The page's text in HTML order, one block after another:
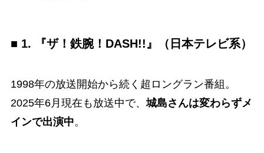
■ 1. 『ザ！鉄腕！DASH!!』（日本テレビ系）
1998年の放送開始から続く超ロングラン番組。
2025年6月現在も放送中で、城島さんは変わらずメ
インで出演中。